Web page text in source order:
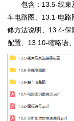
包含：13.5-线束
车电路图、13.1-电
修方法说明、13.4-
配置、13.10-缩略语、